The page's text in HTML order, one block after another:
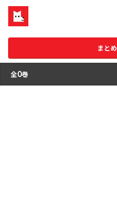
まと
全0巻